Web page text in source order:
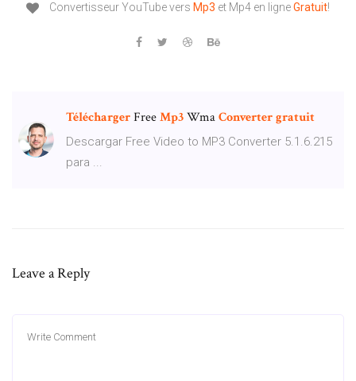
Convertisseur YouTube vers Mp3 et Mp4 en ligneGratuit!
TéléchargerFreeMp3WmaConvertergratuit
Descargar Free Video to MP3 Converter 5.1.6.215
para ...
Leave a Reply